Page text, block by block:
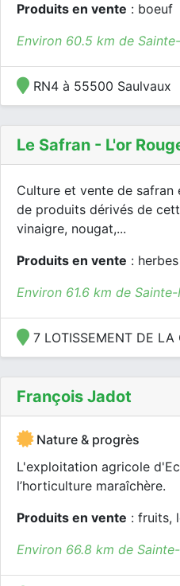
Produits en vente : boeuf
Environ 60.5 km de
RN4 à 55500 Saulvaux
Le Safran - L'or
Culture et vente de safran
de produits dérivés de
vinaigre, nougat,...
Produits en vente :
Environ 61.6 km de
7 LOTISSEMENT DE
François Jadot
Nature & progrès
L'exploitation agricole
l’horticulture maraîchère.
Produits en vente : fruits,
Environ 66.8 km de